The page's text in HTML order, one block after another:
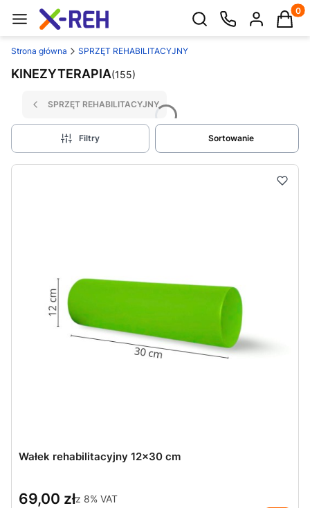
Otwórz wyszukiwarkę
Strona główna SPRZĘT REHABILITACYJNY
KINEZYTERAPIA(155)
SPRZĘT REHABILITACYJNY
Filtry Sortowanie
Wałek rehabilitacyjny 12x30 cm
69,00 złz 8% VAT